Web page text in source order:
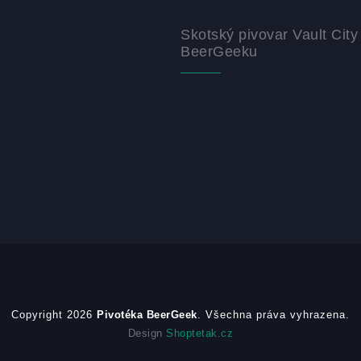
Skotský pivovar Vault City
BeerGeeku
Copyright 2026Pivotéka BeerGeek . Všechna práva vyhrazena.
Design Shoptetak.cz